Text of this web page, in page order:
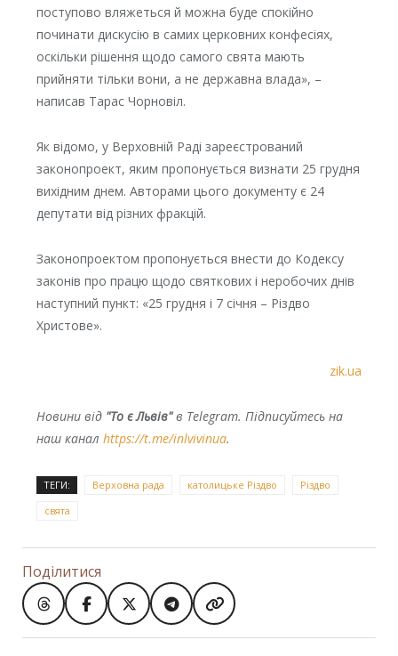
поступово вляжеться й можна буде спокійно
починати дискусію в самих церковних конфесіях,
оскільки рішення щодо самого свята мають
прийняти тільки вони, а не державна влада», –
написав Тарас Чорновіл.
Як відомо, у Верховній Раді зареєстрований
законопроект, яким пропонується визнати 25 грудня
вихідним днем. Авторами цього документу є 24
депутати від різних фракцій.
Законопроектом пропонується внести до Кодексу
законів про працю щодо святкових і неробочих днів
наступний пункт: «25 грудня і 7 січня – Різдво
Христове».
zik.ua
Новини від "То є Львів"в Telegram. Підписуйтесь на
наш канал https://t.me/inlvivinua.
ТЕГИ: Верховна рада католицьке Різдво
Різдво
свята
Поділитися